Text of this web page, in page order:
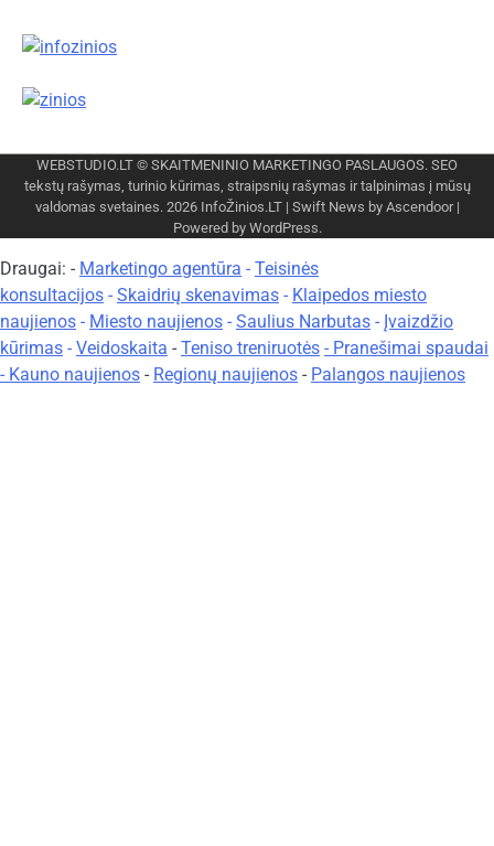
WEBSTUDIO.LT © SKAITMENINIO MARKETINGO PASLAUGOS. SEO
tekstų rašymas, turinio kūrimas, straipsnių rašymas ir talpinimas į mūsų
valdomas svetaines. 2026 InfoŽinios.LT| Swift News by Ascendoor|
Powered by WordPress.
Draugai: - Marketingo agentūra - Teisinės
konsultacijos - Skaidrių skenavimas - Klaipedos miesto
naujienos - Miesto naujienos - Saulius Narbutas - Įvaizdžio
kūrimas - Veidoskaita - Teniso treniruotės - Pranešimai spaudai
- Kauno naujienos - Regionų naujienos - Palangos naujienos